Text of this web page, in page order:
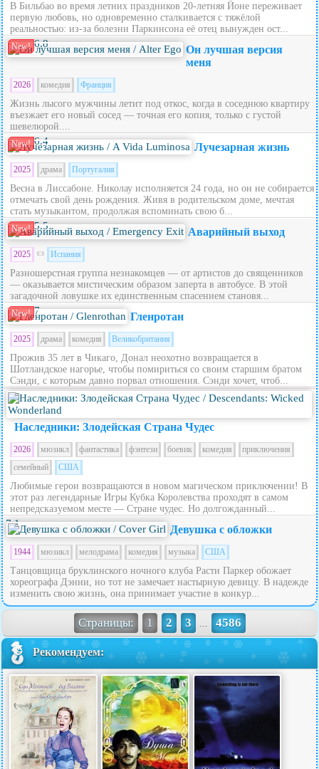
В Бильбао во время летних праздников 20‑летняя Йоне переживает
первую любовь, но одновременно сталкивается с тяжёлой
реальностью: из‑за болезни Паркинсона её отец вынужден ост...
New! 6.8
Он лучшая версия
меня
2026 комедия Франция
Жизнь лысого мужчины летит под откос, когда в соседнюю квартиру
въезжает его новый сосед — точная его копия, только с густой
шевелюрой....
New! 6.4 Лучезарная жизнь
2025 драма Португалия
Весна в Лиссабоне. Николау исполняется 24 года, но он не собирается
отмечать свой день рождения. Живя в родительском доме, мечтая
стать музыкантом, продолжая вспоминать свою б...
New! 5.5 Аварийный выход
2025 Испания
Разношерстная группа незнакомцев — от артистов до священников
— оказывается мистическим образом заперта в автобусе. В этой
загадочной ловушке их единственным спасением становя...
New! 7 Гленротан
2025 драма комедия Великобритания
Прожив 35 лет в Чикаго, Донал неохотно возвращается в
Шотландское нагорье, чтобы помириться со своим старшим братом
Сэнди, с которым давно порвал отношения. Сэнди хочет, чтоб...
5.6
Наследники: Злодейская Страна Чудес
2026 мюзикл фантастика фэнтези боевик комедия
приключения
семейный
США
Любимые герои возвращаются в новом магическом приключении! В
этот раз легендарные Игры Кубка Королевства проходят в самом
непредсказуемом месте — Стране чудес. Но долгожданный...
7.1 Девушка с обложки
1944 мюзикл мелодрама комедия музыка США
Танцовщица бруклинского ночного клуба Расти Паркер обожает
хореографа Дэнни, но тот не замечает настырную девицу. В надежде
изменить свою жизнь, она принимает участие в конкур...
Страницы: 1 2 3 ... 4586
Рекомендуем: